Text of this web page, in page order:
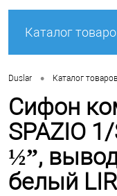
Каталог
Duslar • Каталог товаров
Сифон
SPAZIO
½”,
белый